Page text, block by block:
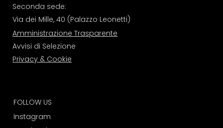
FOLLOW US
Instagram
Seconda sede:
Via dei Mille, 40 (Palazzo Leonetti)
Amministrazione Trasparente
Avvisi di Selezione
Privacy & Cookie